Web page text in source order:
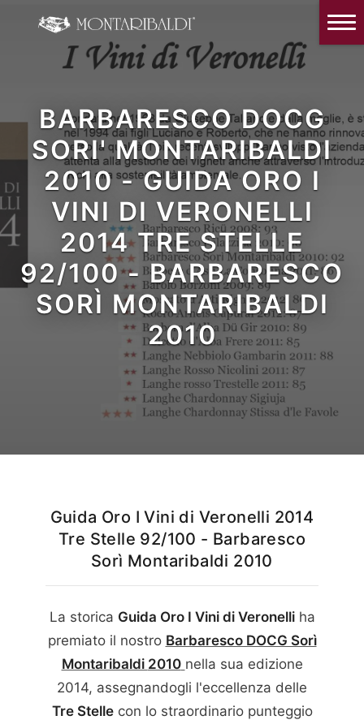
BARBARESCO DOCG
SORI' MONTARIBALDI
2010 - GUIDA ORO I
VINI DI VERONELLI
2014 TRE STELLE
92/100 - BARBARESCO
SORÌ MONTARIBALDI
2010
Guida Oro I Vini di Veronelli 2014
Tre Stelle 92/100 - Barbaresco
Sorì Montaribaldi 2010
La storica Guida Oro I Vini di Veronelliha
premiato il nostro Barbaresco DOCG Sorì
Montaribaldi 2010 nella sua edizione
2014, assegnandogli l'eccellenza delle
Tre Stellecon lo straordinario punteggio
IT EN
Home
Degustazioni e Visite in cantina
I Vini
La Critica
News ed Eventi
Dove siamo e contatti
App prenota la tua una degustazione
Il nostro Instagram
Italiano
English